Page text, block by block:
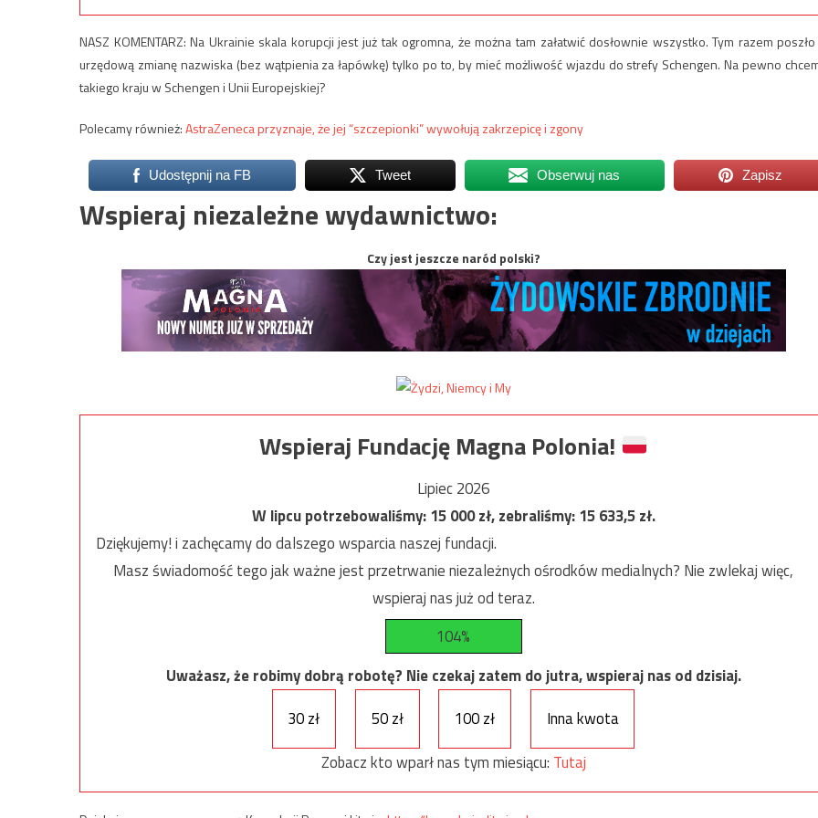
NASZ KOMENTARZ: Na Ukrainie skala korupcji jest już tak ogromna, że można tam załatwić dosłownie wszystko. Tym razem
urzędową zmianę nazwiska (bez wątpienia za łapówkę) tylko po to, by mieć możliwość wjazdu do strefy Schengen. Na pewno
takiego kraju w Schengen i Unii Europejskiej?
Polecamy również:AstraZeneca przyznaje, że jej “szczepionki” wywołują zakrzepicę i zgony
Udostępnij na FB Tweet Obserwuj nas Zapisz
Wspieraj niezależne wydawnictwo:
Czy jest jeszcze naród polski?
Wspieraj Fundację Magna Polonia!
Lipiec 2026
W lipcu potrzebowaliśmy:15 000zł, zebraliśmy:15 633,5zł.
Dziękujemy! i zachęcamy do dalszego wsparcia naszej fundacji.
Masz świadomość tego jak ważne jest przetrwanie niezależnych ośrodków medialnych? Nie zwlekaj więc,
wspieraj nas już od teraz.
104%
Uważasz, że robimy dobrą robotę? Nie czekaj zatem do jutra, wspieraj nas od dzisiaj.
30 zł
50 zł 100 zł
Inna kwota
Zobacz kto wparł nas tym miesiącu: Tutaj